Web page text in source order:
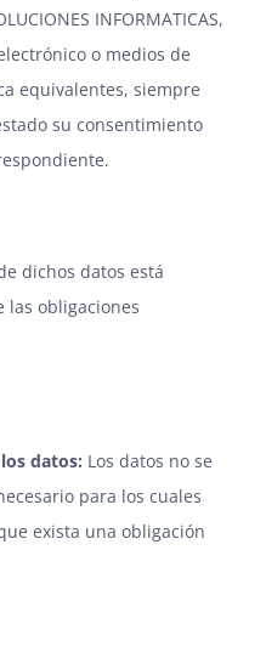
INFORMATICAS,
o medios de
equivalentes, siempre
su consentimiento
dichos datos está
las obligaciones
datos: Los datos no se
para los cuales
exista una obligación